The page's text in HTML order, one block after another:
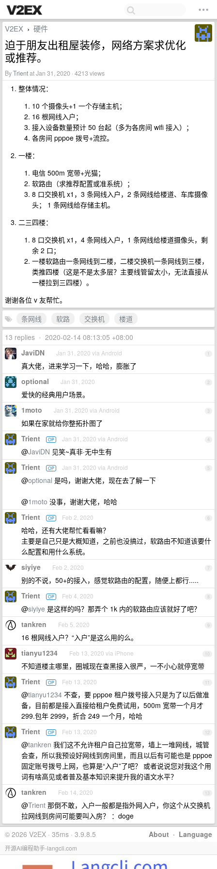
V2EX › 硬件
迫于朋友出租屋装修，网络方案求优化
或推荐。
ByTrientat Jan 31, 2020 · 4213 views
整体情况：
10 个摄像头+1 一个存储主机；
16 根网线入户；
接入设备数量预计 50 台起（多为各房间 wifi 接入）；
各房间 pppoe 拨号+流控。
一楼：
电信 500m 宽带+光猫；
软路由（求推荐配置或准系统）；
8 口交换机 x1，3 条网线入户，2 条网线给楼道、车库摄像
头； 1 条网线给存储主机。
二三四楼：
8 口交换机 x1，4 条网线入户，1 条网线给楼道摄像头，剩
余 2 口；
一楼软路由一条网线到二楼，二楼交换机一条网线到三楼，
类推四楼（这是不是太多层？主要线管留太小，无法直接从
一楼拉到三四楼）。
谢谢各位 v 友帮忙。
条网线
软路 交换机
楼道
13 replies • 2020-02-14 08:13:05 +08:00
1
JaviDN Jan 31, 2020 via Android
真大佬，进来学习一下，哈哈，膨胀了
2
optional Jan 31, 2020
爱快的经典用户场景。
3
1moto Jan 31, 2020 via Android
如果在家就给你整拓扑图了
4
Trient OP Jan 31, 2020 via Android
@JaviDN 见笑~真非·无中生有
5
Trient OP Jan 31, 2020 via Android
@optional 是吗，谢谢大佬，现在去了解一下
@1moto 没事，谢谢大佬，哈哈
6
Trient OP Feb 2, 2020
哈哈，还有大佬帮忙看看嘛？
主要是自己只是大概知道，之前也没搞过，软路由不知道该要什
么配置和用什么系统。
7
siyiye Feb 2, 2020
别的不说，50+的接入，感觉软路由的配置，随便上都行.....
8
Trient OP Feb 4, 2020
@siyiye 是这样的吗？那弄个 1k 内的软路由应该就好了吧？
9
tankren Feb 5, 2020
16 根网线入户？“入户”是这么用的么。
10
tianyu1234 Feb 13, 2020 via iPhone
不知道楼主哪里，圈城现在查黑接入很严，一不小心就停宽带
11
Trient OP Feb 13, 2020
@tianyu1234 不查，要 pppoe 租户拨号接入只是为了以后做准
备，目前都是接入直接给租户免费试用，500m 宽带一个月才
299.包年 2999，折合 249 一个月，哈哈
12
Trient OP Feb 13, 2020
@tankren 我们这不允许租户自己拉宽带，墙上一堆网线，城管
会查，所以我预设好网线到房间里，而且以后有可能也是 pppoe
固定账号拨号上网，也算是“入户”了吧？ 或者说说您对我这个用
词有啥高见或者普及基本知识来提升我的语文水平？
13
tankren Feb 14, 2020
@Trient 那倒不敢，入户一般都是指外网入户，你这个从交换机
拉网线到房间可能要叫入房？ ：doge
About · Language
© 2026 V2EX · 35ms · 3.9.8.5
开源AI编程助手-langcli.com